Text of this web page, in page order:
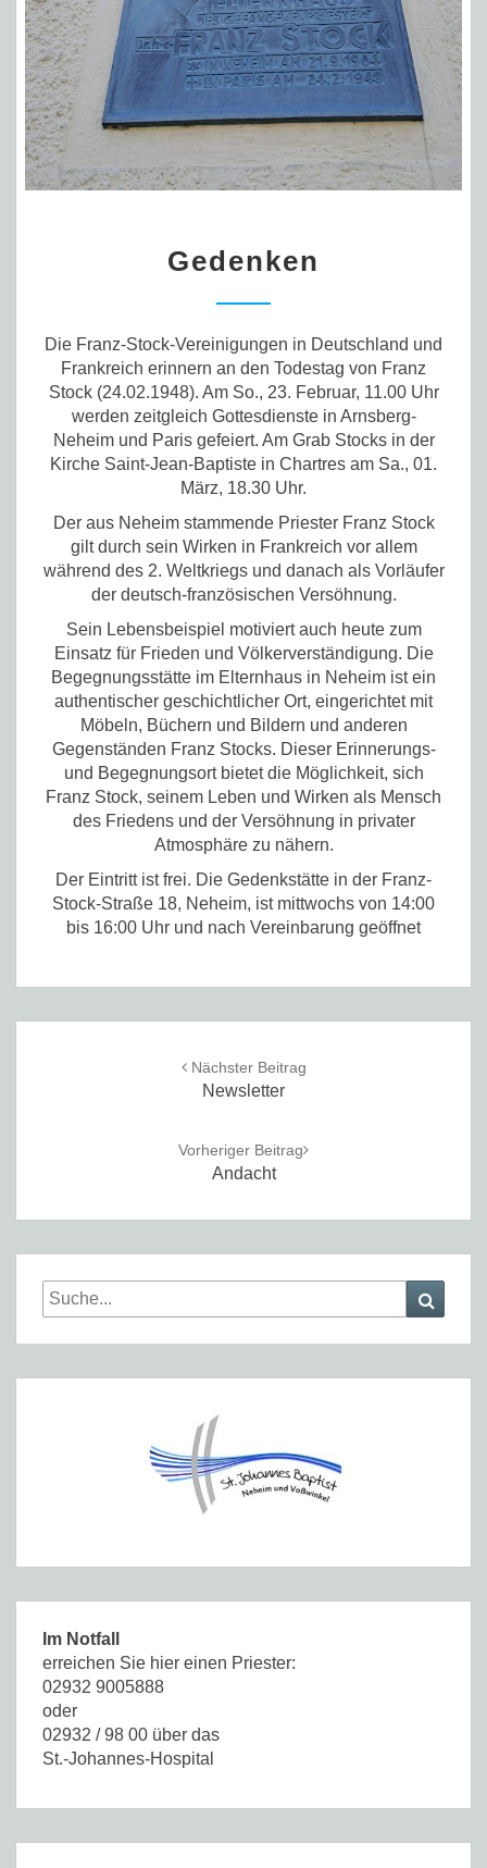
Gedenken
Die Franz-Stock-Vereinigungen in Deutschland und
Frankreich erinnern an den Todestag von Franz
Stock (24.02.1948). Am So., 23. Februar, 11.00 Uhr
werden zeitgleich Gottesdienste in Arnsberg-
Neheim und Paris gefeiert. Am Grab Stocks in der
Kirche Saint-Jean-Baptiste in Chartres am Sa., 01.
März, 18.30 Uhr.
Der aus Neheim stammende Priester Franz Stock
gilt durch sein Wirken in Frankreich vor allem
während des 2. Weltkriegs und danach als Vorläufer
der deutsch-französischen Versöhnung.
Sein Lebensbeispiel motiviert auch heute zum
Einsatz für Frieden und Völkerverständigung. Die
Begegnungsstätte im Elternhaus in Neheim ist ein
authentischer geschichtlicher Ort, eingerichtet mit
Möbeln, Büchern und Bildern und anderen
Gegenständen Franz Stocks. Dieser Erinnerungs-
und Begegnungsort bietet die Möglichkeit, sich
Franz Stock, seinem Leben und Wirken als Mensch
des Friedens und der Versöhnung in privater
Atmosphäre zu nähern.
Der Eintritt ist frei. Die Gedenkstätte in der Franz-
Stock-Straße 18, Neheim, ist mittwochs von 14:00
bis 16:00 Uhr und nach Vereinbarung geöffnet
Nächster Beitrag
Newsletter
Vorheriger Beitrag
Andacht
Search
for:
Im Notfall
erreichen Sie hier einen Priester:
02932 9005888
oder
02932 / 98 00 über das
St.-Johannes-Hospital